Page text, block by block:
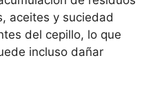
aceites y suciedad
del cepillo, lo que
incluso dañar